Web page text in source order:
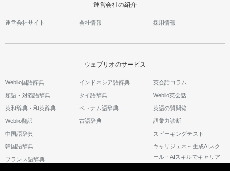
運営会社の紹介
運営会社サイト 会社情報 採用情報
ウェブリオのサービス
Weblio国語辞典
類語・対義語辞典
英和辞典・和英辞典
Weblio翻訳
中国語辞典
韓国語辞典
フランス語辞典
インドネシア語辞典
タイ語辞典
ベトナム語辞典
古語辞典
英会話コラム
Weblio英会話
英語の質問箱
語彙力診断
スピーキングテスト
キャリジェネ～生成AIスク
ール・AIスキルでキャリア